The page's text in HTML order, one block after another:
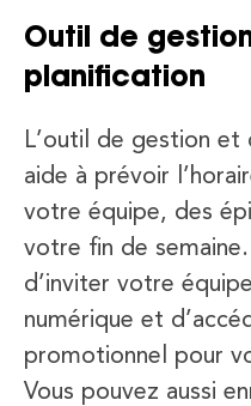
Outil de
planification
L’outil de gestion et
aide à prévoir
votre équipe, des
votre fin de
d’inviter votre
numérique et
promotionnel pour
Vous pouvez aussi